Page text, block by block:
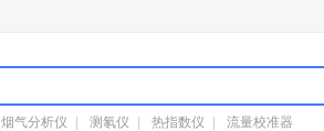
烟气分析仪 测氡仪 热指数仪 流量校准器